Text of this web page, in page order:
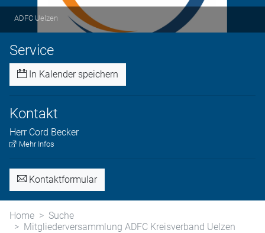
ADFC Uelzen
Service
In Kalender speichern
Kontakt
Herr Cord Becker
Mehr Infos
Kontaktformular
Home
Suche
Mitgliederversammlung ADFC Kreisverband Uelzen